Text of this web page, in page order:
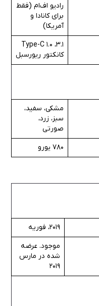
رادیو اف‌ام (فقط
برای کانادا و
آمریکا)
3.1، Type-C 1.0
کانکتور ریورسبل
مشکی، سفید،
سبز، زرد،
صورتی
780 یورو
2019، فوریه
موجود. عرضه
شده در مارس
2019